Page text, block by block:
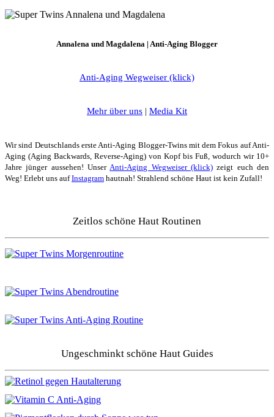
Annalena und Magdalena | Anti-Aging Blogger
Anti-Aging Wegweiser (klick)
Mehr über uns | Media Kit
Wir sind Deutschlands erste Anti-Aging Blogger-Twins mit dem Fokus auf Anti-
Aging (Aging Backwards, Reverse-Aging) von Kopf bis Fuß, wodurch wir 10+
Jahre jünger aussehen! UnserAnti-Aging Wegweiser (klick) zeigt euch den
Weg! Erlebt uns aufInstagram hautnah! Strahlend schöne Haut ist kein Zufall!
Zeitlos schöne Haut Routinen
Ungeschminkt schöne Haut Guides